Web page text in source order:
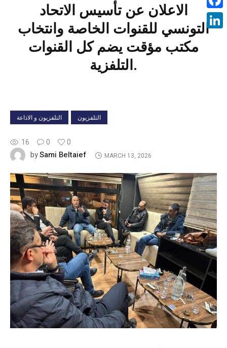
الاعلان عن تأسيس الاتحاد
التونسي للقنوات الخاصة وانتخاب
مكتب مؤقت يضم كل القنوات
التلفزية.
التلفزيون و الاذاعة التلفزيون
16 0
0
bySami Beltaief MARCH 13, 2026